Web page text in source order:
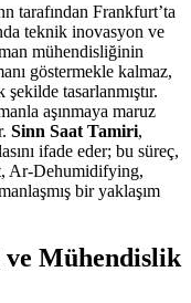
tarafından Frankfurt’ta
teknik inovasyon ve
mühendisliğinin
göstermekle kalmaz,
tasarlanmıştır.
aşınmaya maruz
Sinn Saat Tamiri,
ifade eder; bu süreç,
Ar-Dehumidifying,
bir yaklaşım
Mühendislik